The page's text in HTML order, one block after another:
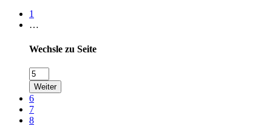
1
…
Wechsle zu Seite
Weiter
6
7
8